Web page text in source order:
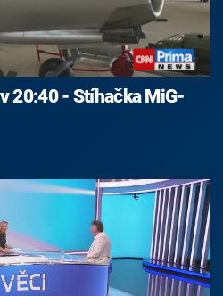
20:40 - Stíhačka MiG-